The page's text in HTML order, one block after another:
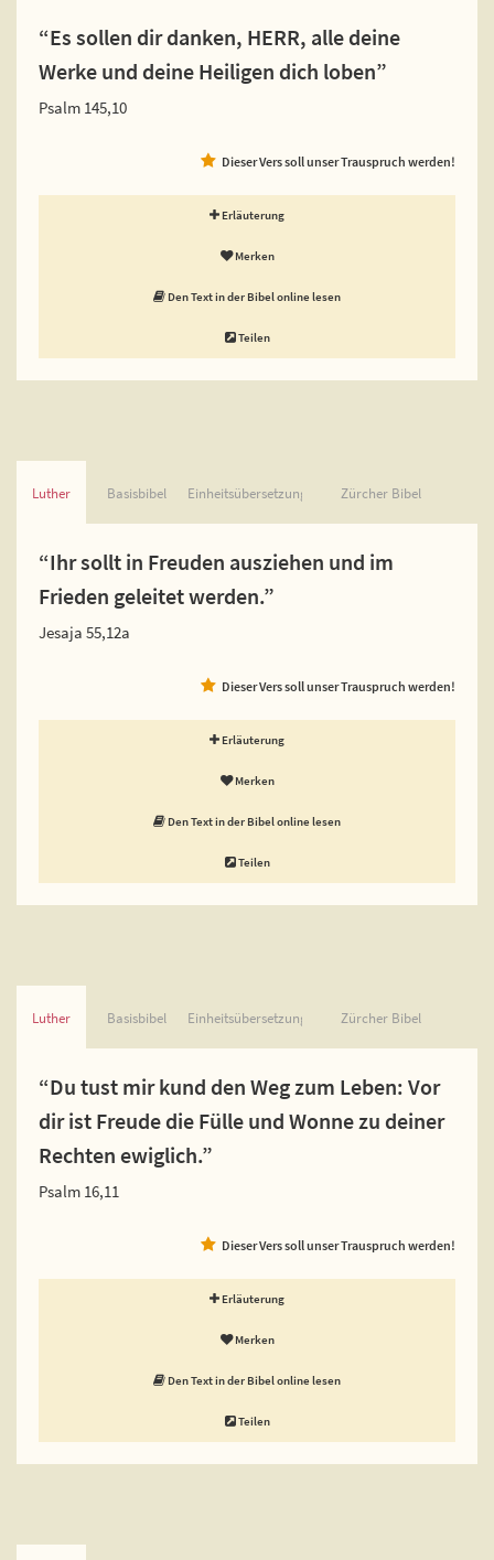
“Es sollen dir danken, HERR, alle deine
Werke und deine Heiligen dich loben”
Psalm 145,10
Dieser Vers soll unser Trauspruch werden!
Erläuterung
Merken
Den Text in der Bibel online lesen
Teilen
Luther Basisbibel Einheitsübersetzung Zürcher Bibel
“Ihr sollt in Freuden ausziehen und im
Frieden geleitet werden.”
Jesaja 55,12a
Dieser Vers soll unser Trauspruch werden!
Erläuterung
Merken
Den Text in der Bibel online lesen
Teilen
Luther Basisbibel Einheitsübersetzung Zürcher Bibel
“Du tust mir kund den Weg zum Leben: Vor
dir ist Freude die Fülle und Wonne zu deiner
Rechten ewiglich.”
Psalm 16,11
Dieser Vers soll unser Trauspruch werden!
Erläuterung
Merken
Den Text in der Bibel online lesen
Teilen